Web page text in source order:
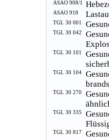
ASAO 908/1
ASAO 918
TGL 30 001
TGL 30 042
TGL 30 101
TGL 30 104
TGL 30 270
TGL 30 335
TGL 30 817